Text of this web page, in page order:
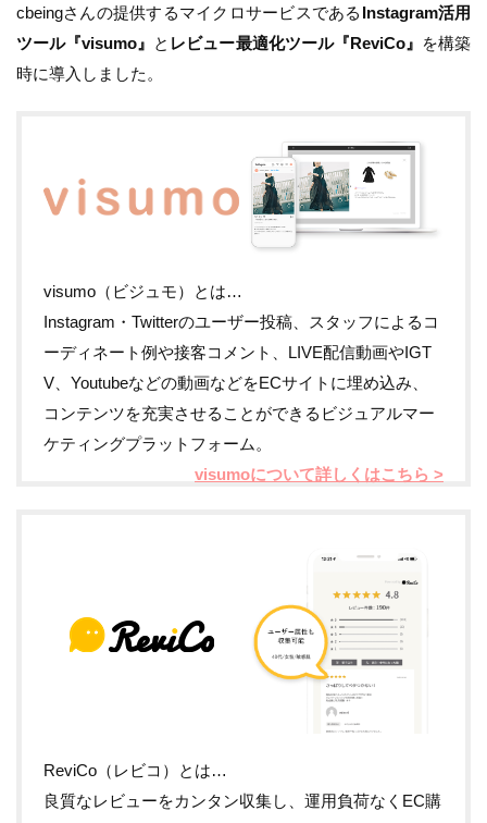
cbeingさんの提供するマイクロサービスである Instagram活用
ツール『visumo』 と レビュー最適化ツール『ReviCo』 を構築
時に導入しました。
visumo（ビジュモ）とは…
Instagram・Twitterのユーザー投稿、スタッフによるコ
ーディネート例や接客コメント、LIVE配信動画やIGT
V、Youtubeなどの動画などをECサイトに埋め込み、
コンテンツを充実させることができるビジュアルマー
ケティングプラットフォーム。
visumoについて詳しくはこちら >
ReviCo（レビコ）とは…
良質なレビューをカンタン収集し、運用負荷なくEC購